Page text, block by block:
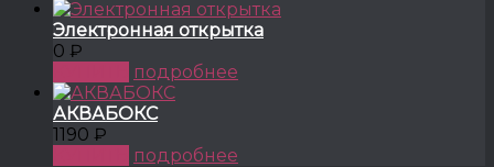
Электронная открытка
0 ₽
подробнее
АКВАБОКС
1190 ₽
подробнее